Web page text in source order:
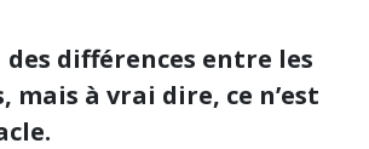
des différences entre les
mais à vrai dire, ce n’est